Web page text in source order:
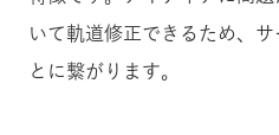
いて軌道修正できるため、
とに繋がります。